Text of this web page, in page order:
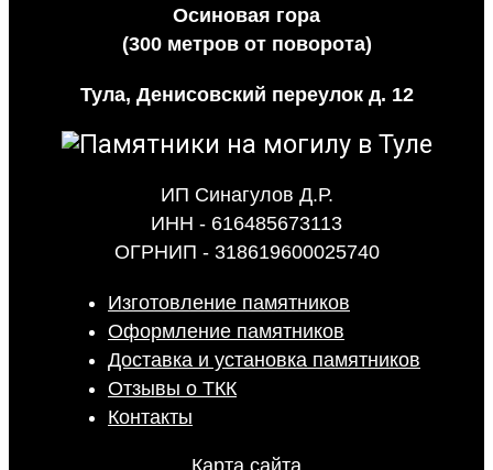
Осиновая гора
(300 метров от поворота)
Тула, Денисовский переулок д. 12
ИП Синагулов Д.Р.
ИНН - 616485673113
ОГРНИП - 318619600025740
Изготовление памятников
Оформление памятников
Доставка и установка памятников
Отзывы о ТКК
Контакты
Карта сайта